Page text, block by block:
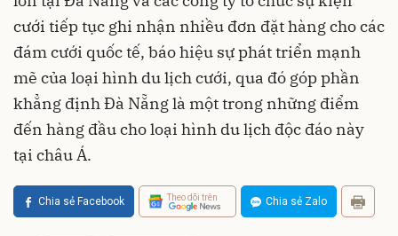
cưới tiếp tục ghi nhận nhiều đơn đặt hàng cho các
đám cưới quốc tế, báo hiệu sự phát triển mạnh
mẽ của loại hình du lịch cưới, qua đó góp phần
khẳng định Đà Nẵng là một trong những điểm
đến hàng đầu cho loại hình du lịch độc đáo này
tại châu Á.
Chia sẻ Facebook Theo dõi trên Chia sẻ Zalo